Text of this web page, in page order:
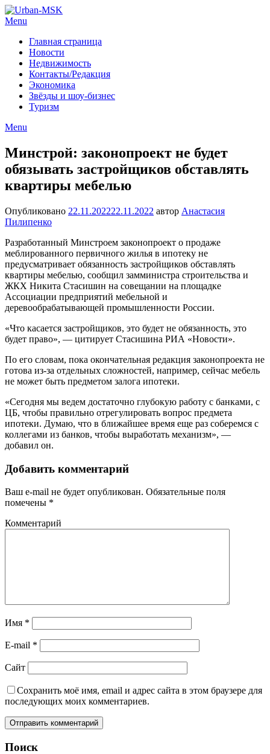
Menu
Главная страница
Новости
Недвижимость
Контакты/Редакция
Экономика
Звёзды и шоу-бизнес
Туризм
Menu
Минстрой: законопроект не будет
обязывать застройщиков обставлять
квартиры мебелью
Опубликовано 22.11.202222.11.2022 автор Анастасия
Пилипенко
Разработанный Минстроем законопроект о продаже
меблированного первичного жилья в ипотеку не
предусматривает обязанность застройщиков обставлять
квартиры мебелью, сообщил замминистра строительства и
ЖКХ Никита Стасишин на совещании на площадке
Ассоциации предприятий мебельной и
деревообрабатывающей промышленности России.
«Что касается застройщиков, это будет не обязанность, это
будет право», — цитирует Стасишина РИА «Новости».
По его словам, пока окончательная редакция законопроекта не
готова из-за отдельных сложностей, например, сейчас мебель
не может быть предметом залога ипотеки.
«Сегодня мы ведем достаточно глубокую работу с банками, с
ЦБ, чтобы правильно отрегулировать вопрос предмета
ипотеки. Думаю, что в ближайшее время еще раз соберемся с
коллегами из банков, чтобы выработать механизм», —
добавил он.
Добавить комментарий
Ваш e-mail не будет опубликован. Обязательные поля
помечены *
Комментарий
Имя *
E-mail *
Сайт
Сохранить моё имя, email и адрес сайта в этом браузере для
последующих моих комментариев.
Поиск